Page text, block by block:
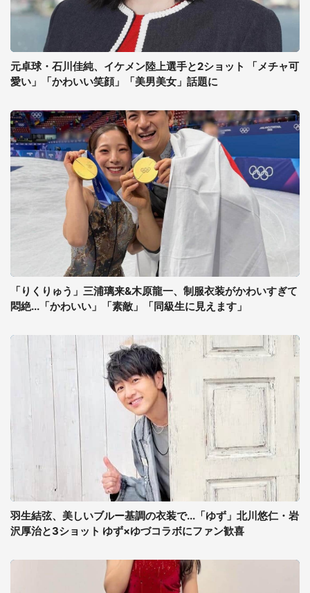
元卓球・石川佳純、イケメン陸上選手と2ショット 「メチャ可
愛い」「かわいい笑顔」「美男美女」話題に
「りくりゅう」三浦璃来&木原龍一、制服衣装がかわいすぎて
悶絶...「かわいい」「素敵」「同級生に見えます」
羽生結弦、美しいブルー基調の衣装で...「ゆず」北川悠仁・岩
沢厚治と3ショット ゆず×ゆづコラボにファン歓喜